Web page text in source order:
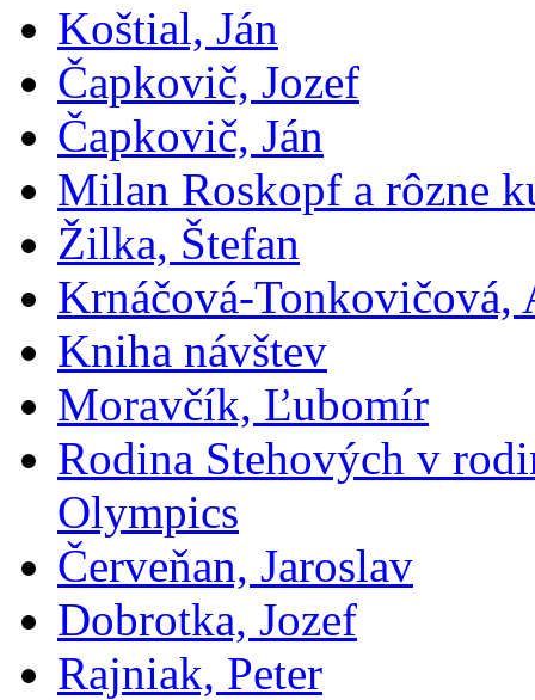
Koštial, Ján
Čapkovič, Jozef
Čapkovič, Ján
Milan Roskopf a rôzne
Žilka, Štefan
Krnáčová-Tonkovičová,
Kniha návštev
Moravčík, Ľubomír
Rodina Stehových v
Olympics
Červeňan, Jaroslav
Dobrotka, Jozef
Rajniak, Peter